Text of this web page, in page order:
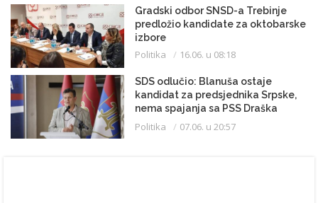
Gradski odbor SNSD-a Trebinje
predložio kandidate za oktobarske
izbore
Politika 16.06. u 08:18
SDS odlučio: Blanuša ostaje
kandidat za predsjednika Srpske,
nema spajanja sa PSS Draška
Stanivukovića
Politika 07.06. u 20:57